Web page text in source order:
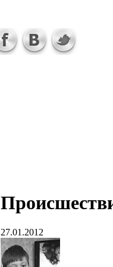
27.01.2012